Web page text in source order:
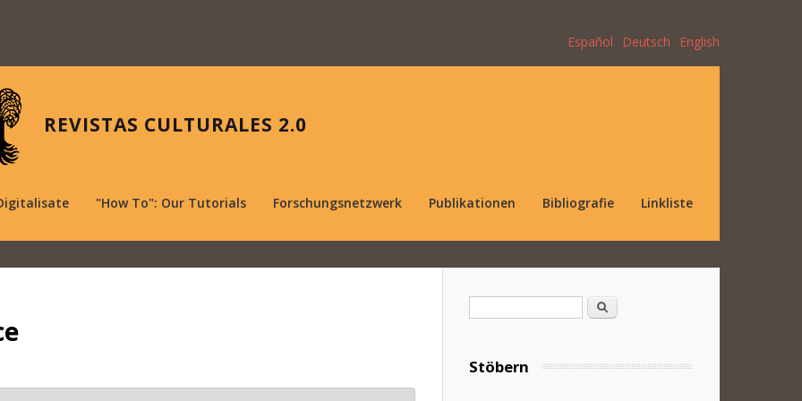
Español Deutsch English
REVISTAS CULTURALES 2.0
"How To": Our Tutorials Forschungsnetzwerk Publikationen Bibliografie Linkliste
Suche
Stöbern